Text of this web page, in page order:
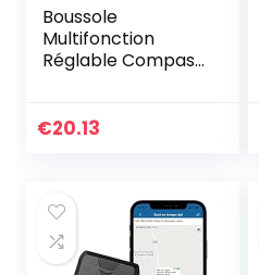
Boussole
Multifonction
Réglable Compas
Tableau de Bord
€20.13